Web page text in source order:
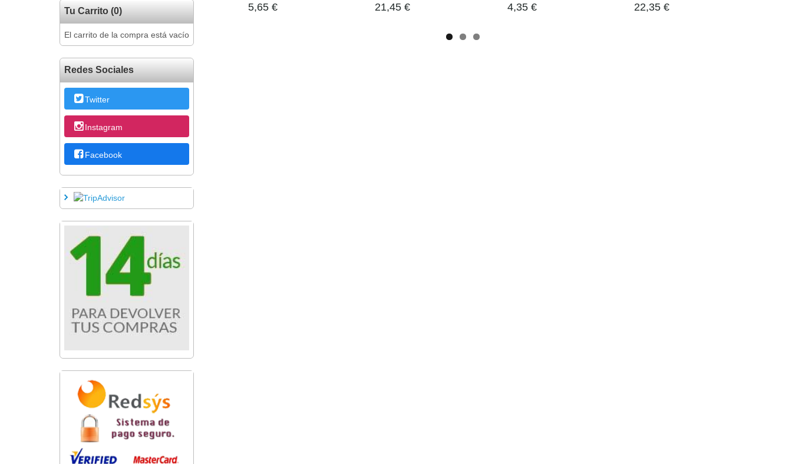
Tu Carrito (0)
El carrito de la compra está vacío
Redes Sociales
Twitter
Instagram
Facebook
5,65 € 21,45 € 4,35 € 22,35 €